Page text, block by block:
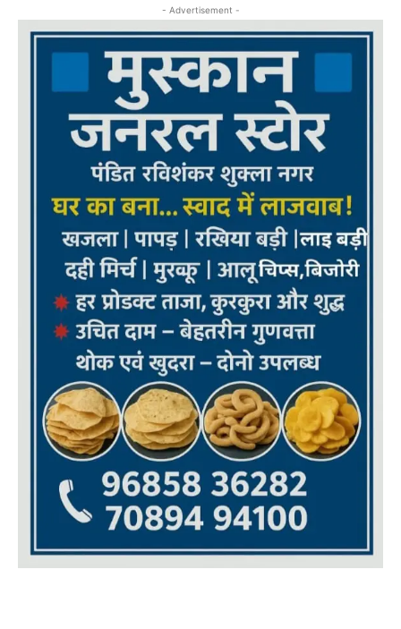
- Advertisement -